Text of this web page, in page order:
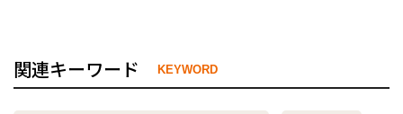
関連キーワード KEYWORD